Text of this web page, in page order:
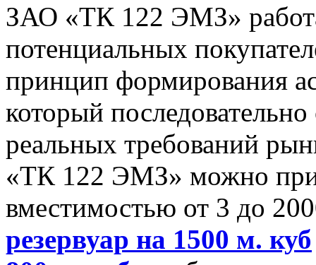
ЗАО «ТК 122 ЭМЗ»
потенциальных
принцип формирования
который
реальных требований
«ТК 122 ЭМЗ» можно
вместимостью от 3 до
резервуар на 1500 м. куб